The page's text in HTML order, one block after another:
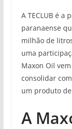
A TECLUB é a
paranaense
milhão de
uma
Maxon Oil
consolidar
um produto
A